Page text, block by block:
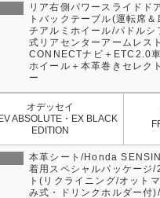
リア右側パワースライドド
トバックテーブル(運転席
チアルミホイール/パドル
式リアセンターアームレス
CONNECTナビ＋ETC2.0
ホイール＋本革巻きセレク
ー
オデッセイ
ABSOLUTE・EX BLACK
EDITION
本革シート/Honda
着用スペシャルパッケージ
ト(リクライニング/オット
み式・ドリンクホルダー付